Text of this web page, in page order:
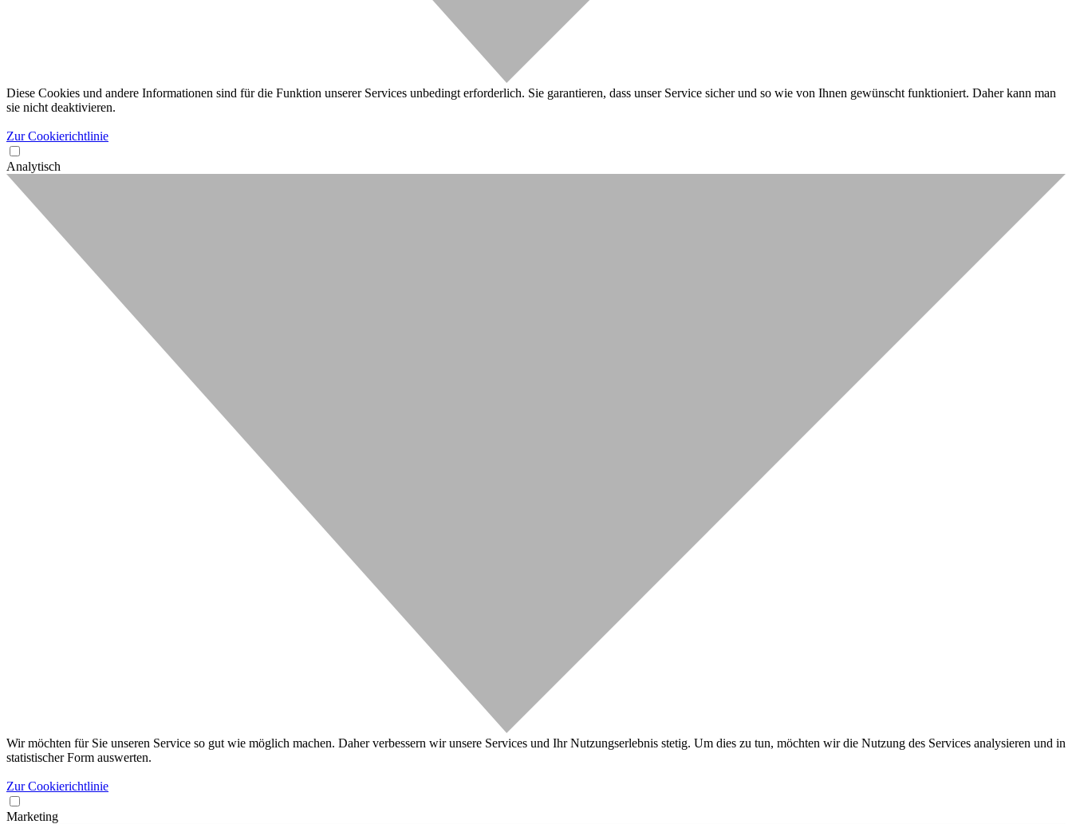
Diese Cookies und andere Informationen sind für die Funktion unserer Services unbedingt erforderlich. Sie garantieren, dass unser Service sicher und so wie von Ihnen gewünscht funktioniert. Daher kann man
sie nicht deaktivieren.
Zur Cookierichtlinie
Analytisch
Wir möchten für Sie unseren Service so gut wie möglich machen. Daher verbessern wir unsere Services und Ihr Nutzungserlebnis stetig. Um dies zu tun, möchten wir die Nutzung des Services analysieren und in
statistischer Form auswerten.
Zur Cookierichtlinie
Marketing